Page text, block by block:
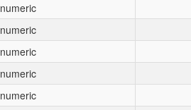
numeric
numeric
numeric
numeric
numeric